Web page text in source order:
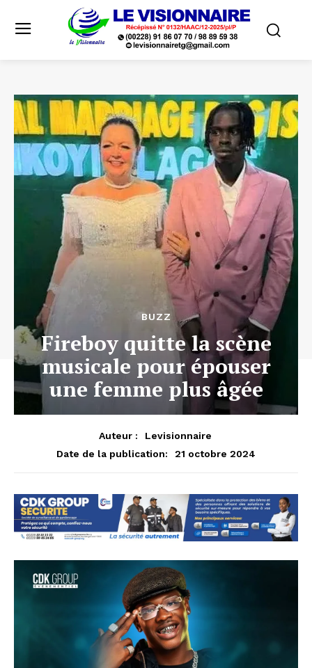
BUZZ
Fireboy quitte la scène
musicale pour épouser
une femme plus âgée
Auteur :
Levisionnaire
Date de la publication:
21 octobre 2024